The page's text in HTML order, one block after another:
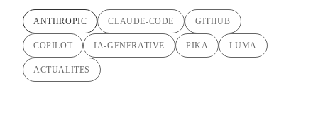
ANTHROPIC CLAUDE-CODE GITHUB
COPILOT IA-GENERATIVE PIKA LUMA
ACTUALITES